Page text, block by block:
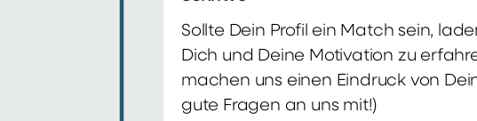
Sollte Dein Profil ein Match sein,
Dich und Deine Motivation zu
machen uns einen Eindruck von
gute Fragen an uns mit!)